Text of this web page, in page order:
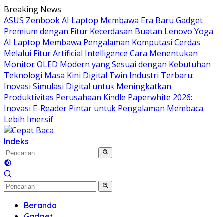
Langsung
ke
konten
Breaking News
ASUS Zenbook AI Laptop Membawa Era Baru Gadget
Premium dengan Fitur Kecerdasan Buatan Lenovo Yoga
AI Laptop Membawa Pengalaman Komputasi Cerdas
Melalui Fitur Artificial Intelligence Cara Menentukan
Monitor OLED Modern yang Sesuai dengan Kebutuhan
Teknologi Masa Kini Digital Twin Industri Terbaru:
Inovasi Simulasi Digital untuk Meningkatkan
Produktivitas Perusahaan Kindle Paperwhite 2026:
Inovasi E-Reader Pintar untuk Pengalaman Membaca
Lebih Imersif
Indeks
Beranda